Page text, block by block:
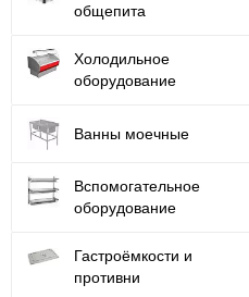
общепита
Холодильное
оборудование
Ванны моечные
Вспомогательное
оборудование
Гастроёмкости и
противни